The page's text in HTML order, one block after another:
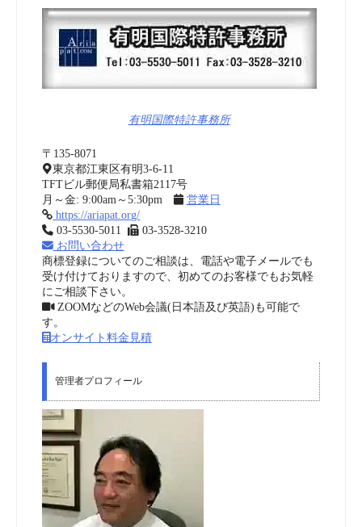
有明国際特許事務所
〒135-8071
東京都江東区有明3-6-11
TFTビル郵便局私書箱2117号
月～金: 9:00am～5:30pm
営業日
https://ariapat.org/
03-5530-5011
03-3528-3210
お問い合わせ
商標登録についてのご相談は、電話や電子メールでも
受け付けておりますので、初めてのお客様でもお気軽
にご相談下さい。
ZOOMなどのWeb会議(日本語及び英語)も可能で
す。
オンサイト料金見積
管理者プロフィール